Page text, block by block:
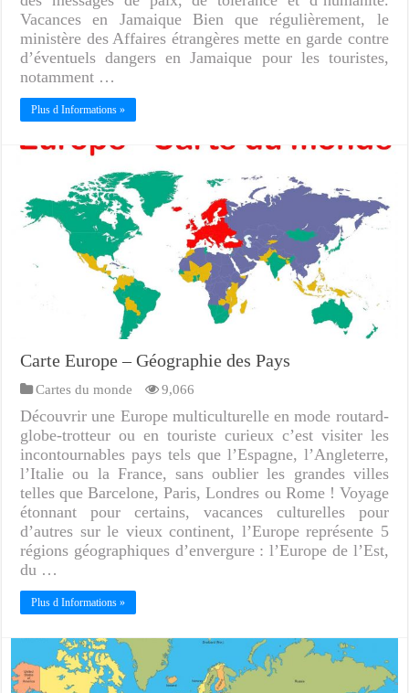
Vacances en Jamaique Bien que régulièrement, le
ministère des Affaires étrangères mette en garde contre
d’éventuels dangers en Jamaique pour les touristes,
notamment …
Plus d Informations »
Carte Europe – Géographie des Pays
Cartes du monde 9,066
Découvrir une Europe multiculturelle en mode routard-
globe-trotteur ou en touriste curieux c’est visiter les
incontournables pays tels que l’Espagne, l’Angleterre,
l’Italie ou la France, sans oublier les grandes villes
telles que Barcelone, Paris, Londres ou Rome ! Voyage
étonnant pour certains, vacances culturelles pour
d’autres sur le vieux continent, l’Europe représente 5
régions géographiques d’envergure : l’Europe de l’Est,
du …
Plus d Informations »